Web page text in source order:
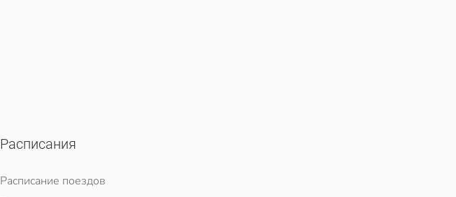
Расписания
Расписание поездов